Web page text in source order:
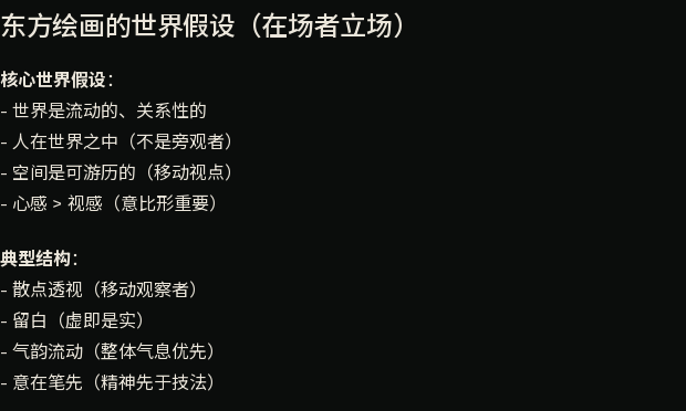
东方绘画的世界假设（在场者立场）
核心世界假设：
- 世界是流动的、关系性的
- 人在世界之中（不是旁观者）
- 空间是可游历的（移动视点）
- 心感 > 视感（意比形重要）
典型结构：
- 散点透视（移动观察者）
- 留白（虚即是实）
- 气韵流动（整体气息优先）
- 意在笔先（精神先于技法）